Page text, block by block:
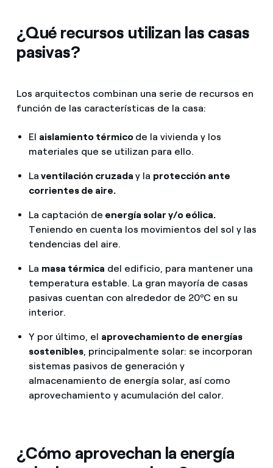
¿Qué recursos utilizan las casas
pasivas?
Los arquitectos combinan una serie de recursos en
función de las características de la casa:
El aislamiento térmico de la vivienda y los
materiales que se utilizan para ello.
La ventilación cruzada y la protección ante
corrientes de aire.
La captación de energía solar y/o eólica.
Teniendo en cuenta los movimientos del sol y las
tendencias del aire.
La masa térmica del edificio, para mantener una
temperatura estable. La gran mayoría de casas
pasivas cuentan con alrededor de 20ºC en su
interior.
Y por último, el aprovechamiento de energías
sostenibles, principalmente solar: se incorporan
sistemas pasivos de generación y
almacenamiento de energía solar, así como
aprovechamiento y acumulación del calor.
¿Cómo aprovechan la energía